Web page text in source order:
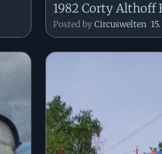
1982 Corty Althoff
Posted by Circuswelten